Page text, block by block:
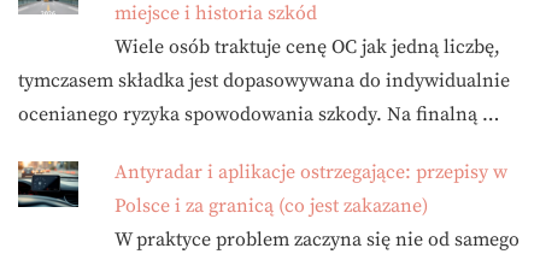
miejsce i historia szkód
Wiele osób traktuje cenę OC jak jedną liczbę,
tymczasem składka jest dopasowywana do indywidualnie
ocenianego ryzyka spowodowania szkody. Na finalną …
Antyradar i aplikacje ostrzegające: przepisy w
Polsce i za granicą (co jest zakazane)
W praktyce problem zaczyna się nie od samego